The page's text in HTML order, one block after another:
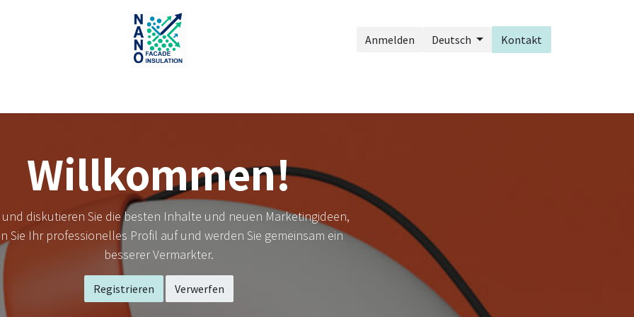
Anmelden Deutsch Kontakt
Willkommen!
und diskutieren Sie die besten Inhalte und neuen Marketingideen,
Sie Ihr professionelles Profil auf und werden Sie gemeinsam ein
besserer Vermarkter.
Registrieren Verwerfen